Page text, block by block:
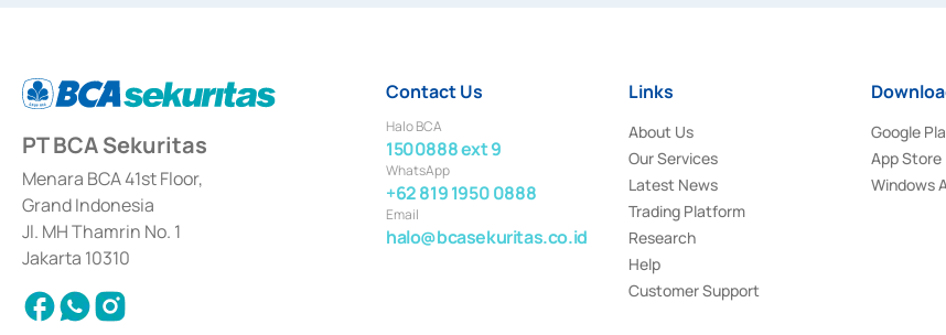
Settlement of Commercial Paper Transactions whose license was issued in 2018.
PT BCA Sekuritas
Menara BCA 41st Floor,
Grand Indonesia
Jl. MH Thamrin No. 1
Jakarta 10310
Contact Us
Halo BCA
1500888 ext 9
WhatsApp
+62 819 1950 0888
Email
halo@bcasekuritas.co.id
Links
About Us
Our Services
Latest News
Trading Platform
Research
Help
Customer Support
Google
App Store
Windows